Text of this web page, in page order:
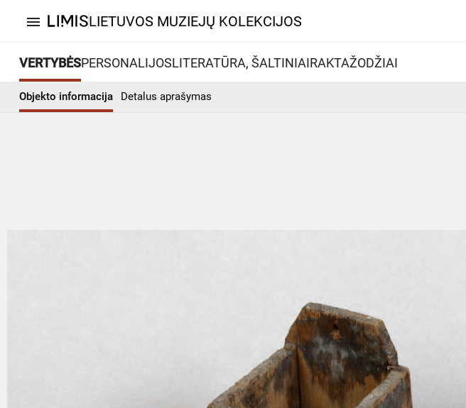
menu LIETUVOS MUZIEJŲ KOLEKCIJOS
VERTYBĖSPERSONALIJOSLITERATŪRA, ŠALTINIAIRAKTAŽODŽIAI
Objekto informacija Detalus aprašymas